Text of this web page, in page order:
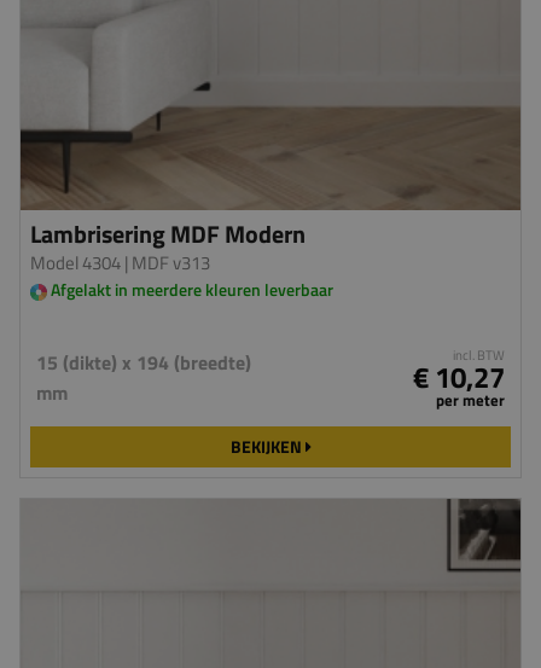
Lambrisering MDF Modern
Model 4304| MDF v313
Afgelakt in meerdere kleuren leverbaar
15 (dikte) x 194 (breedte)
mm
incl. BTW
€ 10,27
per meter
BEKIJKEN